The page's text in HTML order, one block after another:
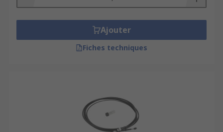
Ajouter
Fiches techniques